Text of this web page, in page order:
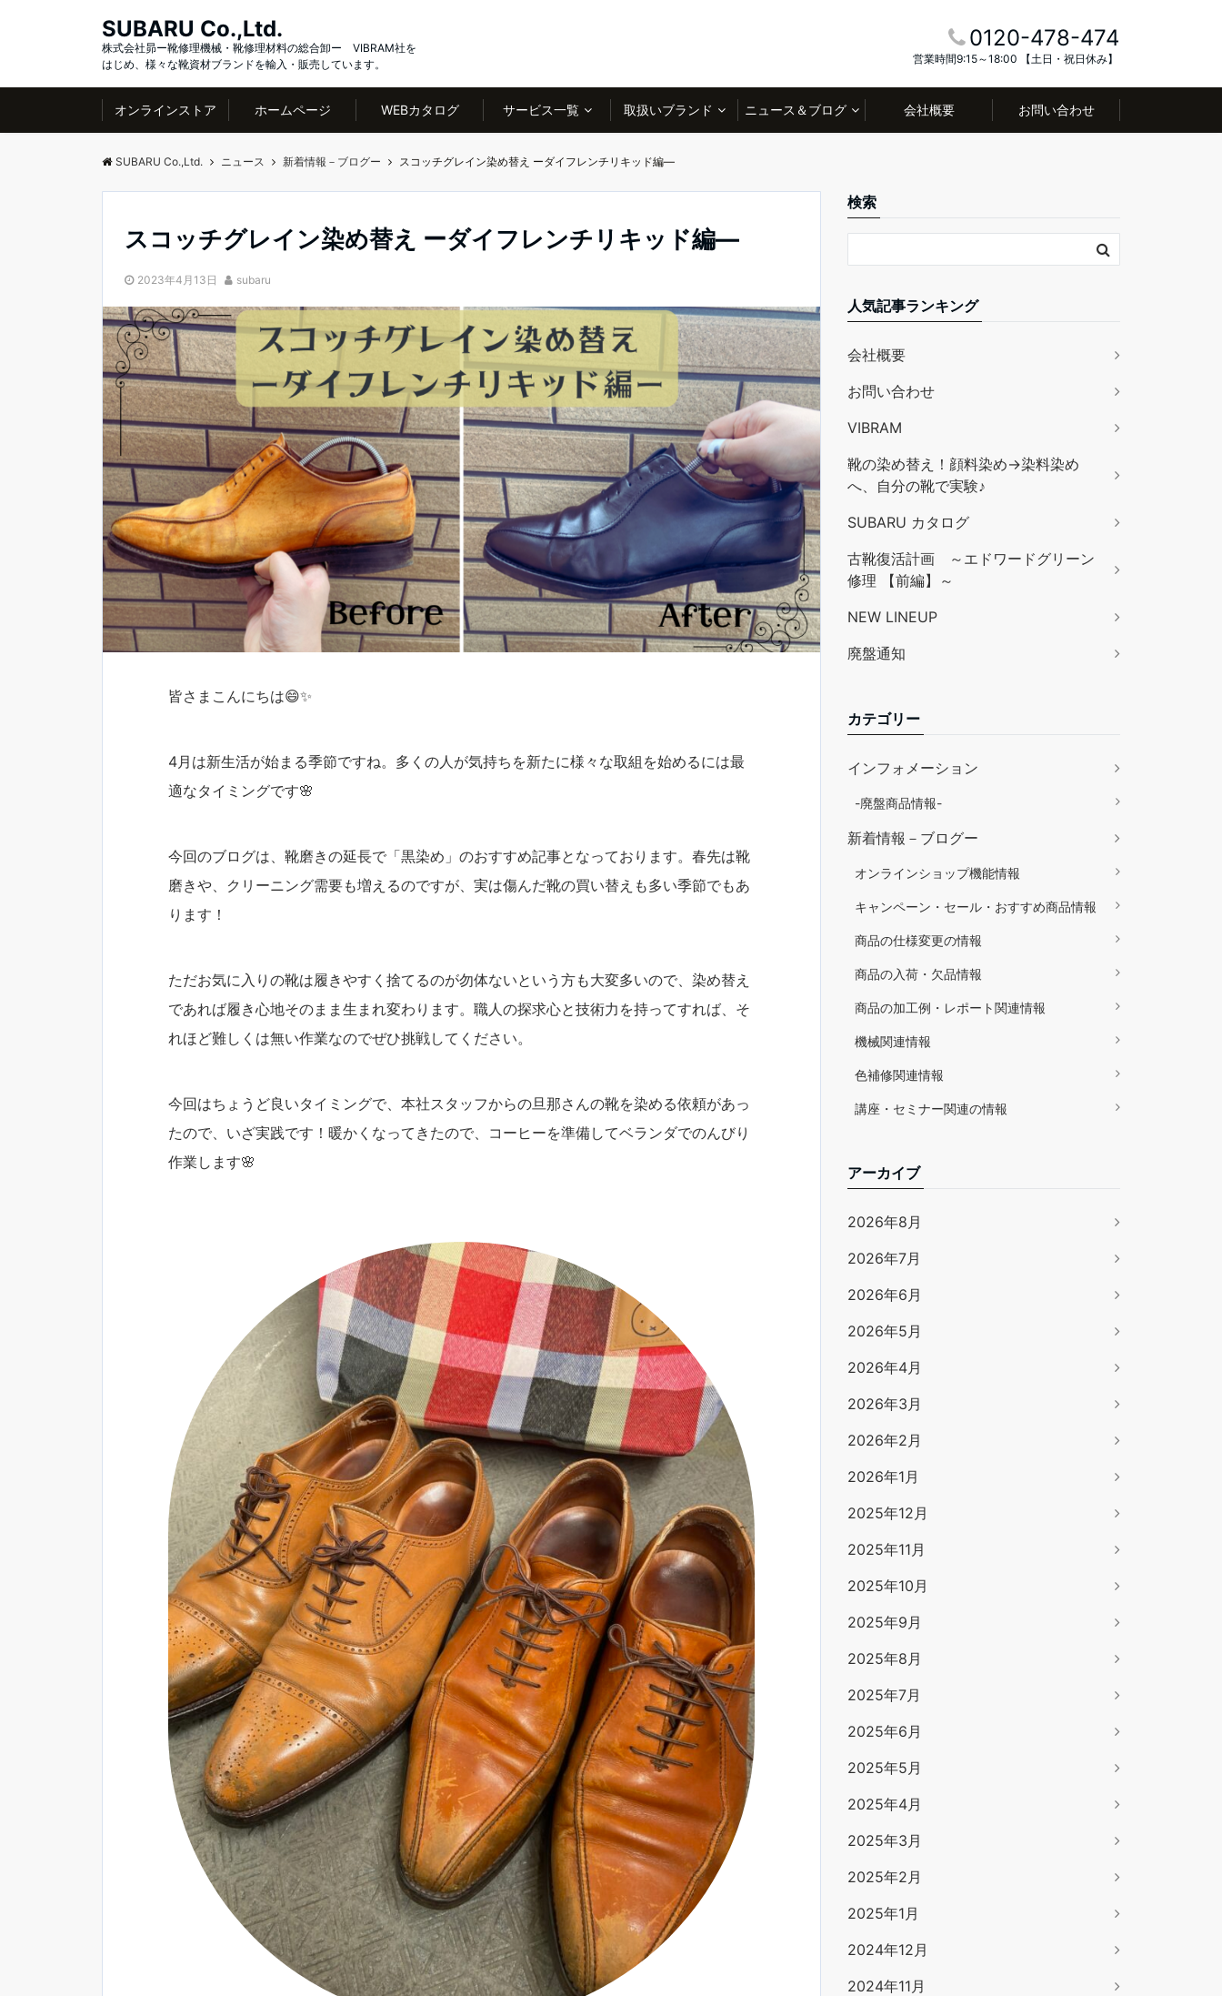
SUBARU Co.,Ltd.
株式会社昴ー靴修理機械・靴修理材料の総合卸ー VIBRAM社を
はじめ、様々な靴資材ブランドを輸入・販売しています。
0120-478-474
営業時間9:15～18:00 【土日・祝日休み】
オンラインストア ホームページ WEBカタログ サービス一覧 取扱いブランド ニュース＆ブログ 会社概要 お問い合わせ
SUBARU Co.,Ltd. ニュース 新着情報－ブログー スコッチグレイン染め替え ーダイフレンチリキッド編―
スコッチグレイン染め替え ーダイフレンチリキッド編―
2023年4月13日 subaru
皆さまこんにちは😄✨
4月は新生活が始まる季節ですね。多くの人が気持ちを新たに様々な取組を始めるには最
適なタイミングです🌸
今回のブログは、靴磨きの延長で「黒染め」のおすすめ記事となっております。春先は靴
磨きや、クリーニング需要も増えるのですが、実は傷んだ靴の買い替えも多い季節でもあ
ります！
ただお気に入りの靴は履きやすく捨てるのが勿体ないという方も大変多いので、染め替え
であれば履き心地そのまま生まれ変わります。職人の探求心と技術力を持ってすれば、そ
れほど難しくは無い作業なのでぜひ挑戦してください。
今回はちょうど良いタイミングで、本社スタッフからの旦那さんの靴を染める依頼があっ
たので、いざ実践です！暖かくなってきたので、コーヒーを準備してベランダでのんびり
作業します🌸
検索
人気記事ランキング
会社概要
お問い合わせ
VIBRAM
靴の染め替え！顔料染め→染料染め
へ、自分の靴で実験♪
SUBARU カタログ
古靴復活計画 ～エドワードグリーン
修理 【前編】～
NEW LINEUP
廃盤通知
カテゴリー
インフォメーション
-廃盤商品情報-
新着情報－ブログー
オンラインショップ機能情報
キャンペーン・セール・おすすめ商品情報
商品の仕様変更の情報
商品の入荷・欠品情報
商品の加工例・レポート関連情報
機械関連情報
色補修関連情報
講座・セミナー関連の情報
アーカイブ
2026年8月
2026年7月
2026年6月
2026年5月
2026年4月
2026年3月
2026年2月
2026年1月
2025年12月
2025年11月
2025年10月
2025年9月
2025年8月
2025年7月
2025年6月
2025年5月
2025年4月
2025年3月
2025年2月
2025年1月
2024年12月
2024年11月